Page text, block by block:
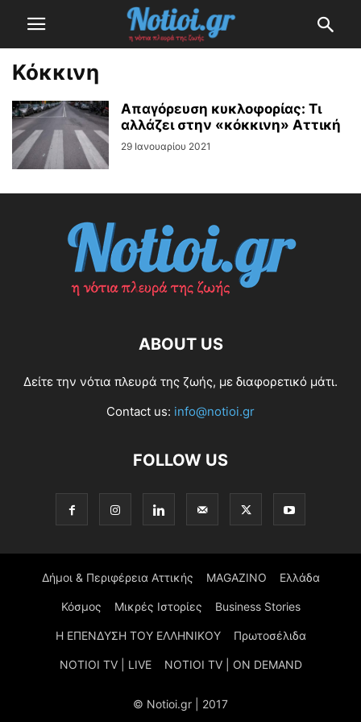
Κόκκινη
Απαγόρευση κυκλοφορίας: Τι
αλλάζει στην «κόκκινη» Αττική
29 Ιανουαρίου 2021
ABOUT US
Δείτε την νότια πλευρά της ζωής, με διαφορετικό μάτι.
Contact us: info@notioi.gr
FOLLOW US
Δήμοι & Περιφέρεια Αττικής MAGAZINO Ελλάδα
Κόσμος Μικρές Ιστορίες Business Stories
Η ΕΠΕΝΔΥΣΗ ΤΟΥ ΕΛΛΗΝΙΚΟΥ Πρωτοσέλιδα
NOTIOI TV | LIVE NOTIOI TV | ON DEMAND
© Notioi.gr | 2017